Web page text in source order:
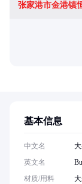
基本信息
中文名
英文名
材质/用料
大